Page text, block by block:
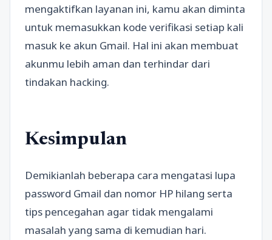
mengaktifkan layanan ini, kamu akan diminta
untuk memasukkan kode verifikasi setiap kali
masuk ke akun Gmail. Hal ini akan membuat
akunmu lebih aman dan terhindar dari
tindakan hacking.
Kesimpulan
Demikianlah beberapa cara mengatasi lupa
password Gmail dan nomor HP hilang serta
tips pencegahan agar tidak mengalami
masalah yang sama di kemudian hari.